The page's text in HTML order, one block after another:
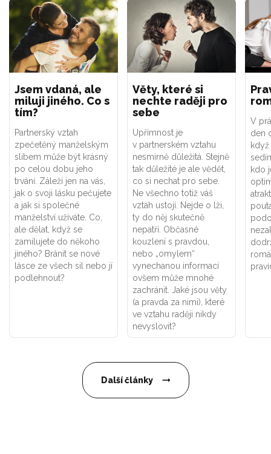
Jsem vdaná, ale
miluji jiného. Co s
tím?
Partnerský vztah
zpečetěný manželským
slibem může být krásný
po celou dobu jeho
trvání. Záleží jen na vás,
jak o svoji lásku pečujete
a jak si společné
manželství užíváte. Co,
ale dělat, když se
zamilujete do někoho
jiného? Bránit se nové
lásce ze všech sil nebo jí
podlehnout?
Věty, které si
nechte raději pro
sebe
Upřímnost je
v partnerském vztahu
nesmírně důležitá. Stejně
tak důležité je ale vědět,
co si nechat pro sebe.
Ne všechno totiž váš
vztah ustojí. Nejde o lži,
ty do něj skutečně
nepatří. Občasné
kouzlení s pravdou,
nebo „omylem“
vynechanou informací
ovšem může mnohé
zachránit. Jaké jsou věty
(a pravda za nimi), které
ve vztahu raději nikdy
nevyslovit?
V
den
kdo
Další články